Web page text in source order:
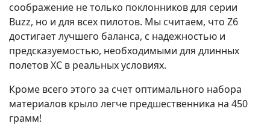
соображение не только поклонников для серии
Buzz, но и для всех пилотов. Мы считаем, что Z6
достигает лучшего баланса, с надежностью и
предсказуемостью, необходимыми для длинных
полетов XC в реальных условиях.
Кроме всего этого за счет оптимального набора
материалов крыло легче предшественника на 450
грамм!